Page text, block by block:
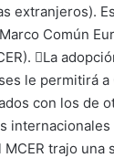
extranjeros).
Común
􀂉La
le permitirá a
con los de
internacionales
MCER trajo